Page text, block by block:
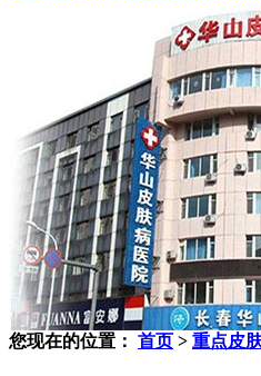
您现在的位置： 首页 > 重点皮